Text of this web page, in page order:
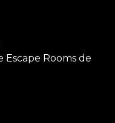
Rooms de